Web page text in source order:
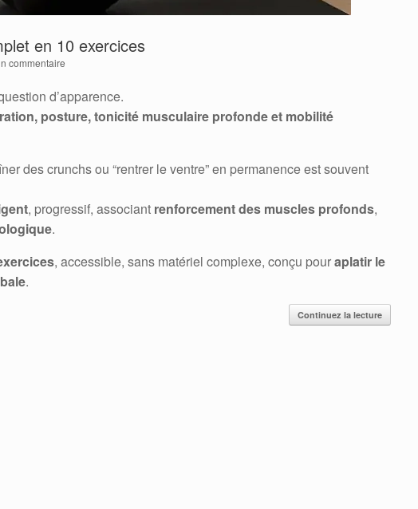
en 10 exercices
commentaire
d’apparence.
posture, tonicité musculaire profonde et mobilité
des crunchs ou “rentrer le ventre” en permanence est souvent
, progressif, associant renforcement des muscles profonds,
.
, accessible, sans matériel complexe, conçu pouraplatir le
.
Continuez la lecture